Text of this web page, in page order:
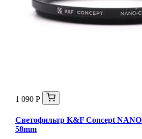
1 090 Р
Светофильтр K&F Concept
58mm